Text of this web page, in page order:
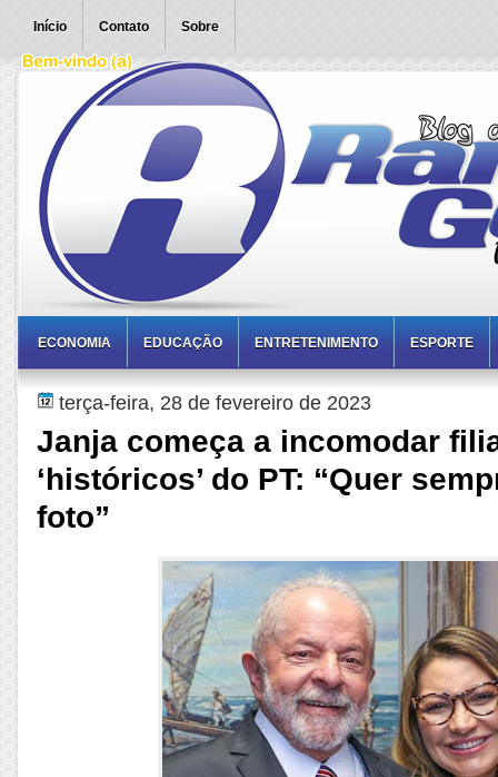
Início Contato Sobre
ECONOMIA EDUCAÇÃO ENTRETENIMENTO ESPORTE
terça-feira, 28 de fevereiro de 2023
Janja começa a incomodar
‘históricos’ do PT: “Quer
foto”